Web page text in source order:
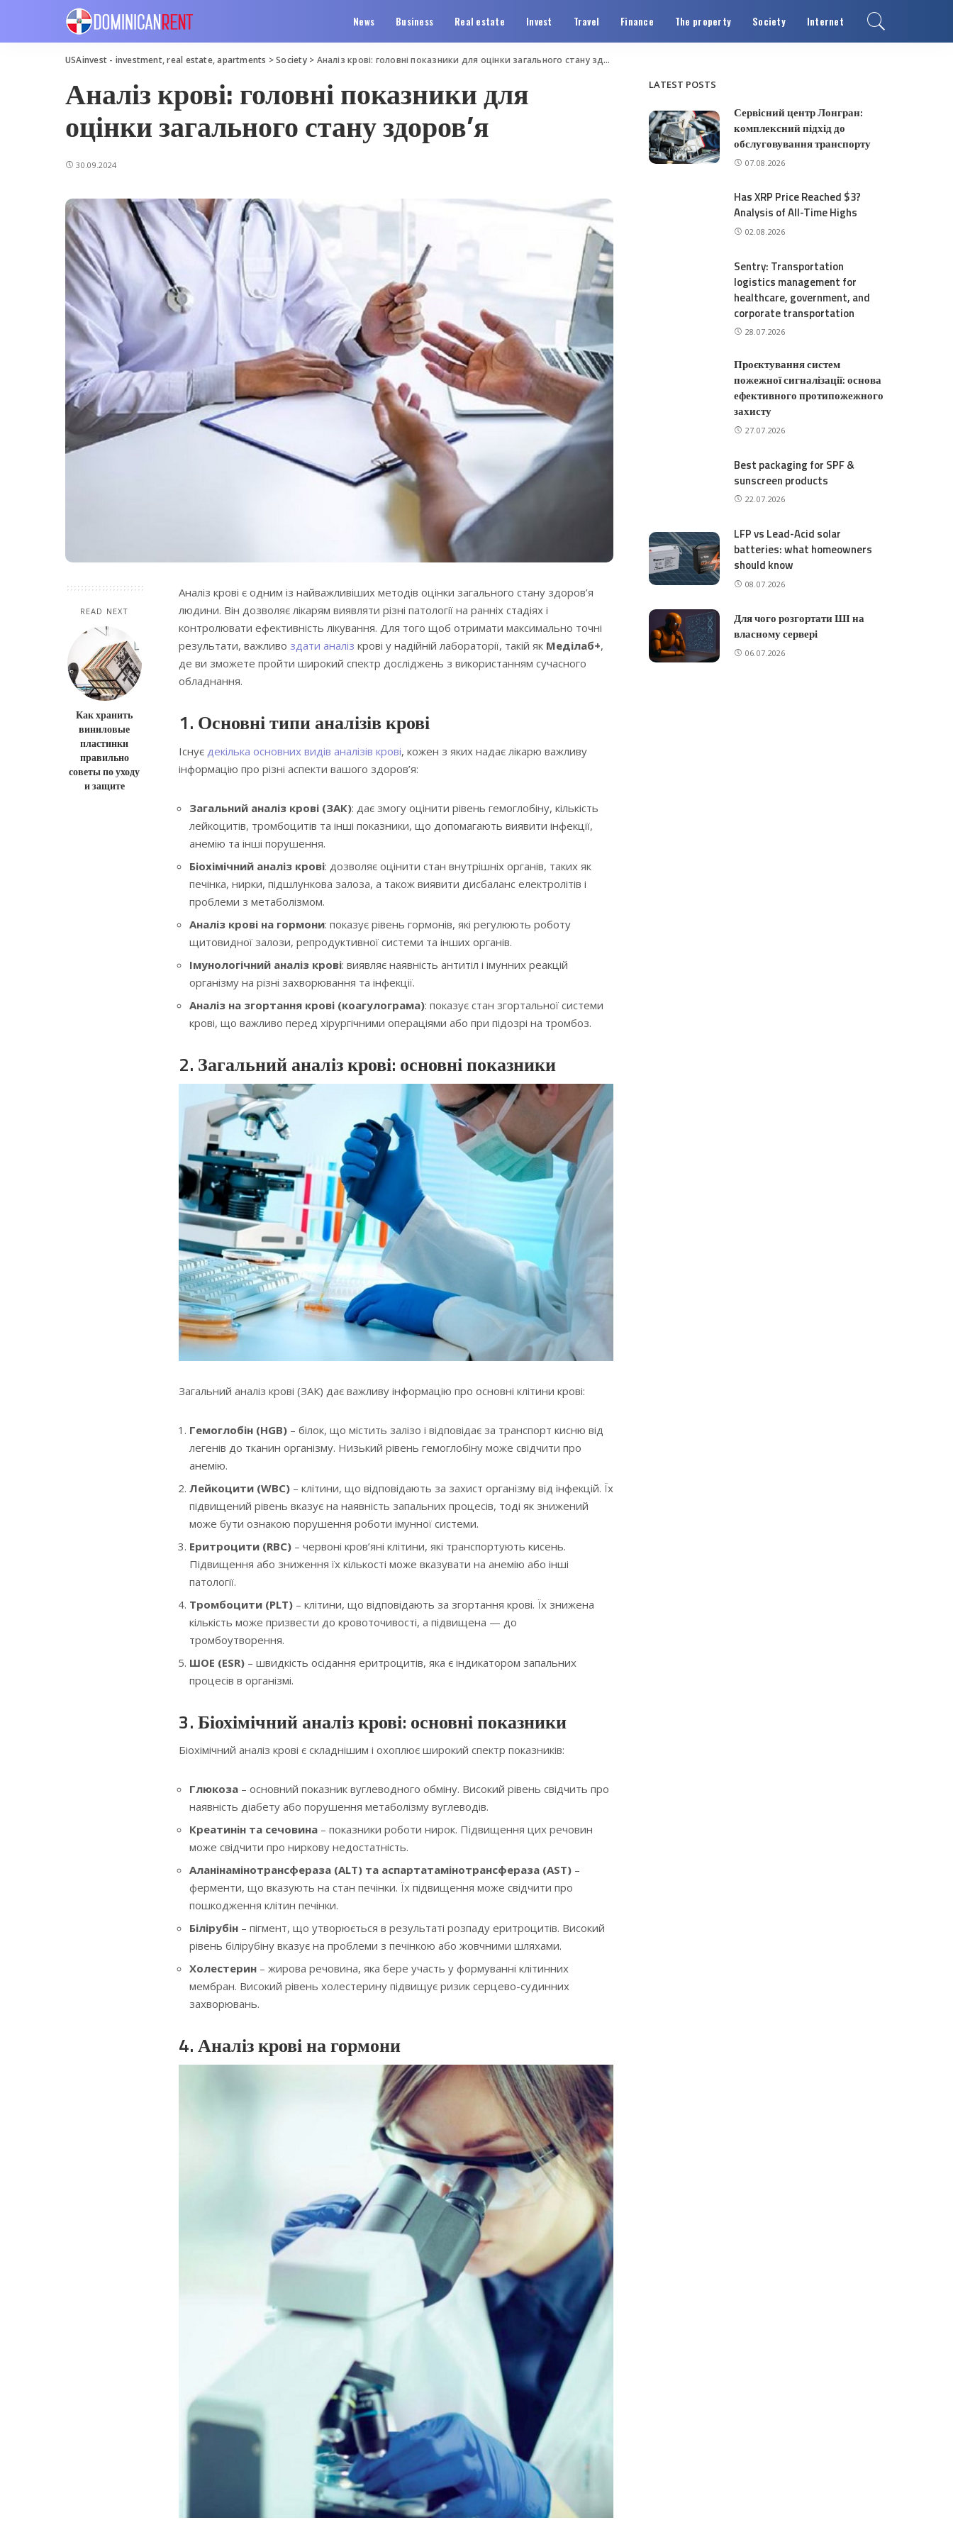
News Business Real estate Invest Travel Finance The property Society Internet
USAinvest - investment, real estate, apartments >Society> Аналіз крові: головні показники для оцінки загального стану здоров’я
Аналіз крові: головні показники для
оцінки загального стану здоров’я
30.09.2024
READ NEXT
Как хранить
виниловые
пластинки
правильно
советы по уходу
и защите
Аналіз крові є одним із найважливіших методів оцінки загального стану здоров’я
людини. Він дозволяє лікарям виявляти різні патології на ранніх стадіях і
контролювати ефективність лікування. Для того щоб отримати максимально точні
результати, важливо здати аналіз крові у надійній лабораторії, такій як Меділаб+,
де ви зможете пройти широкий спектр досліджень з використанням сучасного
обладнання.
1. Основні типи аналізів крові
Існує декілька основних видів аналізів крові, кожен з яких надає лікарю важливу
інформацію про різні аспекти вашого здоров’я:
Загальний аналіз крові (ЗАК): дає змогу оцінити рівень гемоглобіну, кількість
лейкоцитів, тромбоцитів та інші показники, що допомагають виявити інфекції,
анемію та інші порушення.
Біохімічний аналіз крові: дозволяє оцінити стан внутрішніх органів, таких як
печінка, нирки, підшлункова залоза, а також виявити дисбаланс електролітів і
проблеми з метаболізмом.
Аналіз крові на гормони: показує рівень гормонів, які регулюють роботу
щитовидної залози, репродуктивної системи та інших органів.
Імунологічний аналіз крові: виявляє наявність антитіл і імунних реакцій
організму на різні захворювання та інфекції.
Аналіз на згортання крові (коагулограма): показує стан згортальної системи
крові, що важливо перед хірургічними операціями або при підозрі на тромбоз.
2. Загальний аналіз крові: основні показники
Загальний аналіз крові (ЗАК) дає важливу інформацію про основні клітини крові:
Гемоглобін (HGB) – білок, що містить залізо і відповідає за транспорт кисню від
легенів до тканин організму. Низький рівень гемоглобіну може свідчити про
анемію.
Лейкоцити (WBC) – клітини, що відповідають за захист організму від інфекцій. Їх
підвищений рівень вказує на наявність запальних процесів, тоді як знижений
може бути ознакою порушення роботи імунної системи.
Еритроцити (RBC) – червоні кров’яні клітини, які транспортують кисень.
Підвищення або зниження їх кількості може вказувати на анемію або інші
патології.
Тромбоцити (PLT) – клітини, що відповідають за згортання крові. Їх знижена
кількість може призвести до кровоточивості, а підвищена — до
тромбоутворення.
ШОЕ (ESR) – швидкість осідання еритроцитів, яка є індикатором запальних
процесів в організмі.
3. Біохімічний аналіз крові: основні показники
Біохімічний аналіз крові є складнішим і охоплює широкий спектр показників:
Глюкоза – основний показник вуглеводного обміну. Високий рівень свідчить про
наявність діабету або порушення метаболізму вуглеводів.
Креатинін та сечовина – показники роботи нирок. Підвищення цих речовин
може свідчити про ниркову недостатність.
Аланінамінотрансфераза (ALT) та аспартатамінотрансфераза (AST) –
ферменти, що вказують на стан печінки. Їх підвищення може свідчити про
пошкодження клітин печінки.
Білірубін – пігмент, що утворюється в результаті розпаду еритроцитів. Високий
рівень білірубіну вказує на проблеми з печінкою або жовчними шляхами.
Холестерин – жирова речовина, яка бере участь у формуванні клітинних
мембран. Високий рівень холестерину підвищує ризик серцево-судинних
захворювань.
4. Аналіз крові на гормони
LATEST POSTS
Сервісний центр Лонгран:
комплексний підхід до
обслуговування транспорту
07.08.2026
Has XRP Price Reached $3?
Analysis of All-Time Highs
02.08.2026
Sentry: Transportation
logistics management for
healthcare, government, and
corporate transportation
28.07.2026
Проєктування систем
пожежної сигналізації: основа
ефективного протипожежного
захисту
27.07.2026
Best packaging for SPF &
sunscreen products
22.07.2026
LFP vs Lead-Acid solar
batteries: what homeowners
should know
08.07.2026
Для чого розгортати ШІ на
власному сервері
06.07.2026